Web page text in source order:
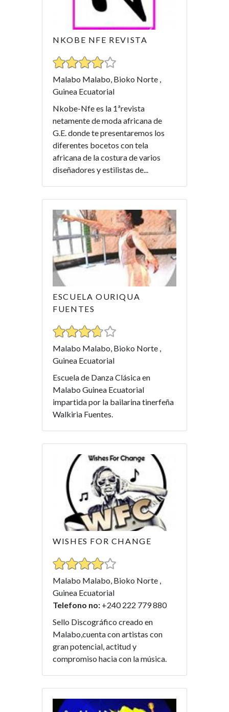
NKOBE NFE REVISTA
Malabo Malabo, Bioko Norte ,
Guinea Ecuatorial
Nkobe-Nfe es la 1ªrevista
netamente de moda africana de
G.E. donde te presentaremos los
diferentes bocetos con tela
africana de la costura de varios
diseñadores y estilistas de...
ESCUELA OURIQUA
FUENTES
Malabo Malabo, Bioko Norte ,
Guinea Ecuatorial
Escuela de Danza Clásica en
Malabo Guinea Ecuatorial
impartida por la bailarina tinerfeña
Walkiria Fuentes.
WISHES FOR CHANGE
Malabo Malabo, Bioko Norte ,
Guinea Ecuatorial
Telefono no: +240 222 779 880
Sello Discográfico creado en
Malabo,cuenta con artistas con
gran potencial, actitud y
compromiso hacia con la música.